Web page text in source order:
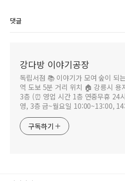
댓글
강다방 이야기공장
독립서점 📚 이야기가 모여 숲이 되
역 도보 5분 거리 위치 🏠 강릉시 용
3층 (⏰ 영업 시간 1층 연중무휴 24
영, 3층 금~월요일 10:00~13:00,
구독하기